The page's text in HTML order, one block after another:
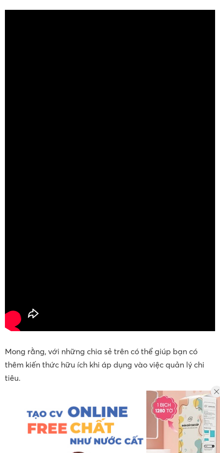
Mong rằng, với những chia sẻ trên có thể giúp bạn có
thêm kiến thức hữu ích khi áp dụng vào việc quản lý chi
tiêu.